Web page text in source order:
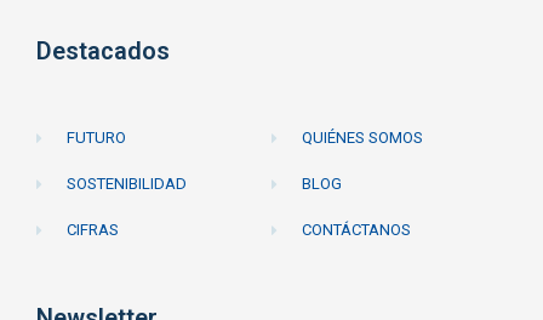
Destacados
FUTURO
SOSTENIBILIDAD
CIFRAS
QUIÉNES SOMOS
BLOG
CONTÁCTANOS